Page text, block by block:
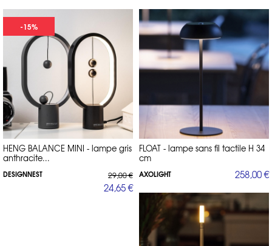
-15%
HENG BALANCE MINI - lampe gris
anthracite...
DESIGNNEST 29,00 €
24,65 €
FLOAT - lampe sans fil tactile H 34
cm
AXOLIGHT 258,00 €